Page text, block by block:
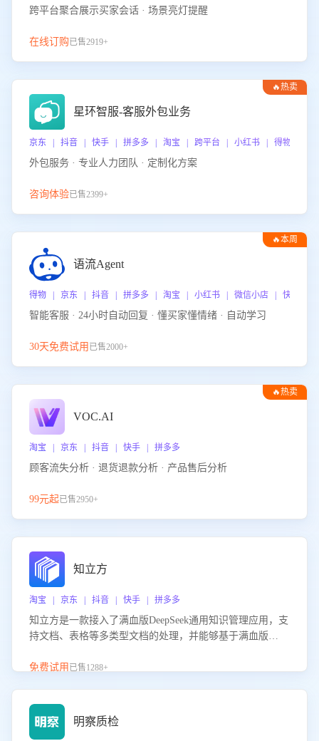
跨平台聚合展示买家会话 · 场景亮灯提醒
在线订购已售2919+
🔥热卖
星环智服-客服外包业务
京东 | 抖音 | 快手 | 拼多多 | 淘宝 | 跨平台 | 小红书 | 得物 | 企
外包服务 · 专业人力团队 · 定制化方案
咨询体验已售2399+
🔥本周
语流Agent
得物 | 京东 | 抖音 | 拼多多 | 淘宝 | 小红书 | 微信小店 | 快手 |
智能客服 · 24小时自动回复 · 懂买家懂情绪 · 自动学习
30天免费试用 已售2000+
🔥热卖
VOC.AI
淘宝 | 京东 | 抖音 | 快手 | 拼多多
顾客流失分析 · 退货退款分析 · 产品售后分析
99元起已售2950+
知立方
淘宝 | 京东 | 抖音 | 快手 | 拼多多
知立方是一款接入了满血版DeepSeek通用知识管理应用，支
持文档、表格等多类型文档的处理，并能够基于满血版
识支持，帮助用户高效管理和利用知识资源。通过该产品，
免费试用 已售1288+
明察质检